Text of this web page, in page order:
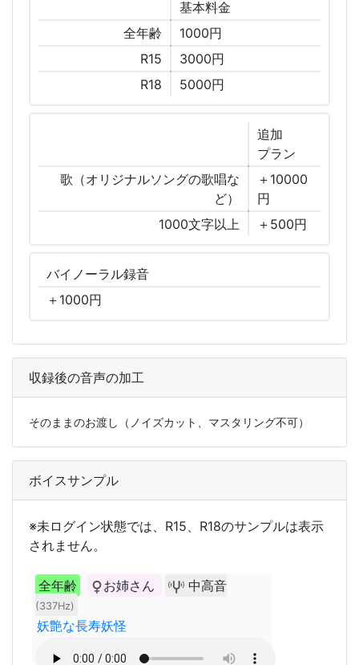
基本料金
全年齢
1000円
R15
3000円
R18
5000円
追加
プラン
歌（オリジナルソングの歌唱な
ど）
＋10000
円
1000文字以上
＋500円
バイノーラル録音
＋ 1000円
収録後の音声の加工
そのままのお渡し（ノイズカット、マスタリング不可）
ボイスサンプル
※未ログイン状態では、R15、R18のサンプルは表示
されません。
全年齢 お姉さん 中高音
(337Hz)
妖艶な長寿妖怪